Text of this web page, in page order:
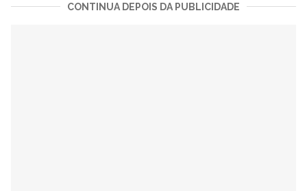
CONTINUA DEPOIS DA PUBLICIDADE